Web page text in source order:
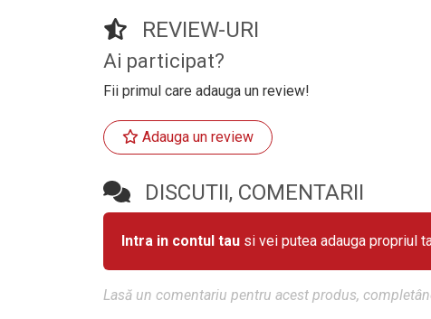
REVIEW-URI
Ai participat?
Fii primul care adauga un review!
Adauga un review
DISCUTII, COMENTARII
Intra in contul tau si vei putea adauga propriul
Lasă un comentariu pentru acest produs,